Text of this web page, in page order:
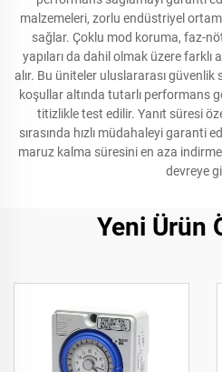
malzemeleri, zorlu endüstriyel
sağlar. Çoklu mod koruma, faz-
yapıları da dahil olmak üzere farklı
alır. Bu üniteler uluslararası güvenlik
koşullar altında tutarlı performans
titizlikle test edilir. Yanıt süresi
sırasında hızlı müdahaleyi garanti
maruz kalma süresini en aza
devreye
Yeni Ürün